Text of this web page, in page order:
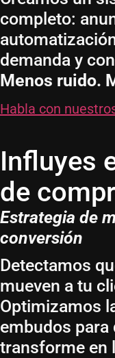
completo:
demanda y
Menos ruido.
Habla con
Influyes
de
Estrategia de
conversión
Detectamos
mueven a tu
Optimizamos
embudos
transforme en